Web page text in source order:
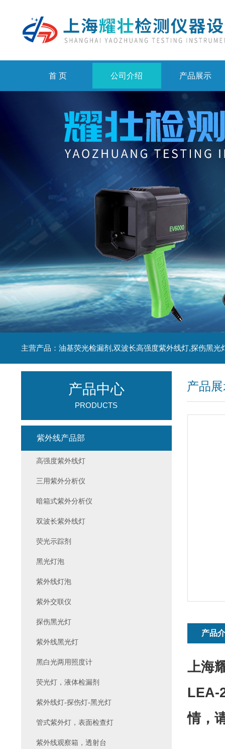
首 页 公司介绍 产品展示
主营产品：油基荧光检漏剂,双波长高强度紫外线灯,探伤黑光
产品
产品
上海
LEA-
情，
产品中心
PRODUCTS
紫外线产品部
高强度紫外线灯
三用紫外分析仪
暗箱式紫外分析仪
双波长紫外线灯
荧光示踪剂
黑光灯泡
紫外线灯泡
紫外交联仪
探伤黑光灯
紫外线黑光灯
黑白光两用照度计
荧光灯，液体检漏剂
紫外线灯-探伤灯-黑光灯
管式紫外灯，表面检查灯
紫外线观察箱，透射台